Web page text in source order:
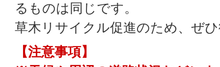
るものは同じです。
草木リサイクル促進のため、ぜ
【注意事項】